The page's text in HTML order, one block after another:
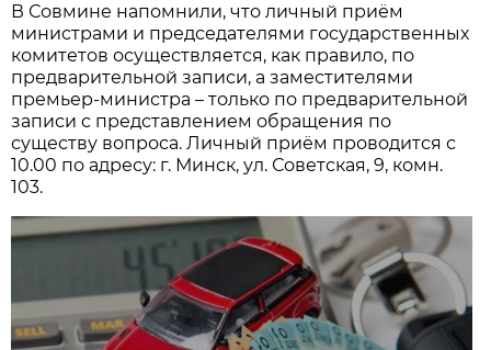
В Совмине напомнили, что личный приём
министрами и председателями государственных
комитетов осуществляется, как правило, по
предварительной записи, а заместителями
премьер-министра – только по предварительной
записи с представлением обращения по
существу вопроса. Личный приём проводится с
10.00 по адресу: г. Минск, ул. Советская, 9, комн.
103.